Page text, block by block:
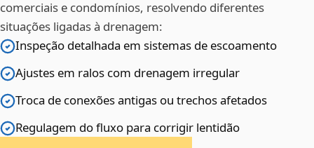
comerciais e condomínios, resolvendo diferentes
situações ligadas à drenagem:
Inspeção detalhada em sistemas de escoamento
Ajustes em ralos com drenagem irregular
Troca de conexões antigas ou trechos afetados
Regulagem do fluxo para corrigir lentidão